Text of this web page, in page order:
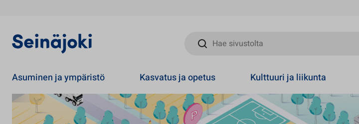
Hae sivustolta
Asuminen ja ympäristö Kasvatus ja opetus Kulttuuri ja liikunta